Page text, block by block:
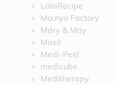
LalaRecipe
Ma:nyo Factory
Máry & May
Masil
Medi-Peel
medicube
Meditherapy